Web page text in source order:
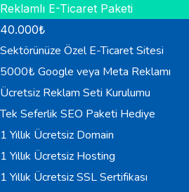
Reklamlı E-Ticaret Paketi
40.000₺
Sektörünüze Özel E-Ticaret Sitesi
5000₺ Google veya Meta Reklamı
Ücretsiz Reklam Seti Kurulumu
Tek Seferlik SEO Paketi Hediye
1 Yıllık Ücretsiz Domain
1 Yıllık Ücretsiz Hosting
1 Yıllık Ücretsiz SSL Sertifikası